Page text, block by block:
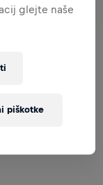
glejte naše
piškotke